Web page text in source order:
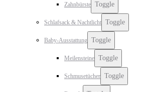
Zahnbürste Toggle
Schlafsack & Nachtlicht Toggle
Baby-Ausstattung Toggle
Meilensteine Toggle
Schmusetücher Toggle